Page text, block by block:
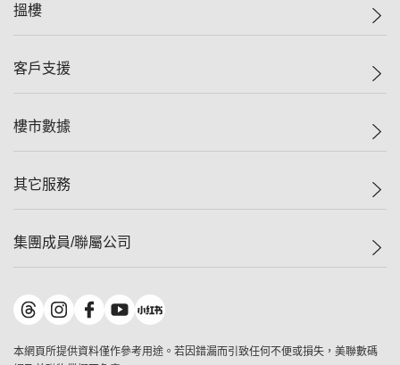
美聯集團
人才招募
搵樓
一手新盤
減價
美聯豪宅
獨家樓盤
租盤
客戶支援
自助放盤
查詢熱線
按揭計算機
負擔能力計算機
轉按計算機
繳款方式
樓市數據
樓價指數
歷史成交
屋苑成交排行榜
地區百科
其它服務
屋苑專頁
美聯精英會
美善會
集團成員/聯屬公司
美聯物業
鋑聯控股*
美聯工商舖*
本網頁所提供資料僅作參考用途。若因錯漏而引致任何不便或損失，美聯數碼